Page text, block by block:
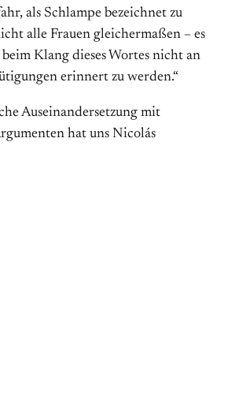
als Schlampe bezeichnet zu
alle Frauen gleichermaßen – es
Klang dieses Wortes nicht an
erinnert zu werden.“
Auseinandersetzung mit
hat uns Nicolás